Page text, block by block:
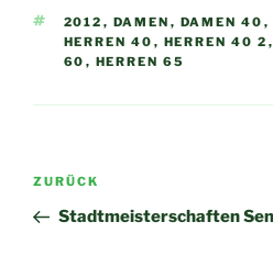
SCHLAGWÖRTER
2012 , DAMEN , DAMEN 40 ,
HERREN 40 , HERREN 40 2 ,
60 , HERREN 65
Beitragsnavigation
Vorheriger
Beitrag
ZURÜCK
Stadtmeisterschaften